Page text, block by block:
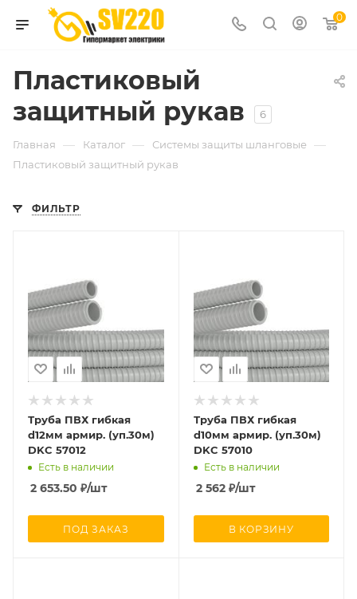
0
Пластиковый
защитный рукав
6
Главная — Каталог — Системы защиты шланговые —
Пластиковый защитный рукав
ФИЛЬТР
Труба ПВХ гибкая
d12мм армир. (уп.30м)
DKC 57012
Есть в наличии
2 653.50 ₽/шт
ПОД ЗАКАЗ
Труба ПВХ гибкая
d10мм армир. (уп.30м)
DKC 57010
Есть в наличии
2 562₽/шт
В КОРЗИНУ